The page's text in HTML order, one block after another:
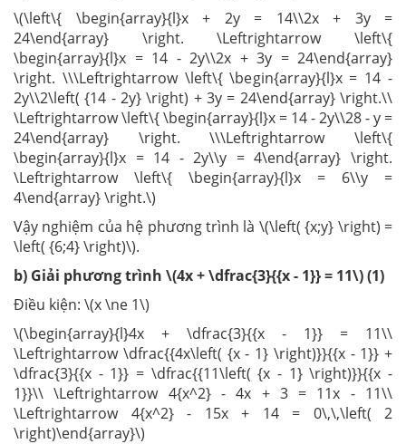
\(\left\{ \begin{array}{l}x + 2y = 14\\2x + 3y =
24\end{array} \right. \Leftrightarrow \left\{
\begin{array}{l}x = 14 - 2y\\2x + 3y = 24\end{array}
\right. \\\Leftrightarrow \left\{ \begin{array}{l}x = 14 -
2y\\2\left( {14 - 2y} \right) + 3y = 24\end{array} \right.\\
\Leftrightarrow \left\{ \begin{array}{l}x = 14 - 2y\\28 - y =
24\end{array} \right. \\\Leftrightarrow \left\{
\begin{array}{l}x = 14 - 2y\\y = 4\end{array} \right.
\Leftrightarrow \left\{ \begin{array}{l}x = 6\\y =
4\end{array} \right.\)
Vậy nghiệm của hệ phương trình là \(\left( {x;y} \right) =
\left( {6;4} \right)\).
b) Giải phương trình \(4x + \dfrac{3}{{x - 1}} = 11\) (1)
Điều kiện: \(x \ne 1\)
\(\begin{array}{l}4x + \dfrac{3}{{x - 1}} = 11\\
\Leftrightarrow \dfrac{{4x\left( {x - 1} \right)}}{{x - 1}} +
\dfrac{3}{{x - 1}} = \dfrac{{11\left( {x - 1} \right)}}{{x -
1}}\\ \Leftrightarrow 4{x^2} - 4x + 3 = 11x - 11\\
\Leftrightarrow 4{x^2} - 15x + 14 = 0\,\,\left( 2
\right)\end{array}\)